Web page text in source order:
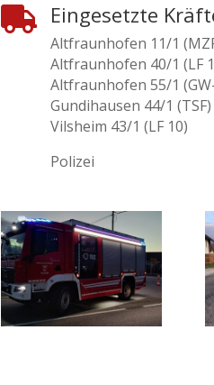
 Eingesetzte
Altfraunhofen 11/1
Altfraunhofen 40/1 (LF
Altfraunhofen 55/1
Gundihausen 44/1 (TSF)
Vilsheim 43/1 (LF 10)
Polizei